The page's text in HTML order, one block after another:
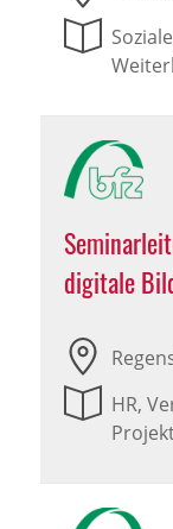
digitale
HR,